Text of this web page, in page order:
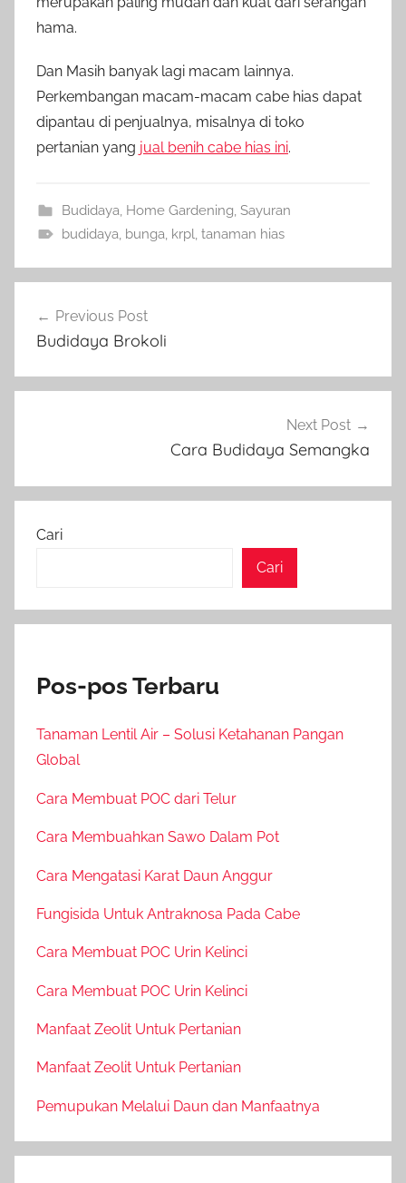
hama.
Dan Masih banyak lagi macam lainnya.
Perkembangan macam-macam cabe hias dapat
dipantau di penjualnya, misalnya di toko
pertanian yang jual benih cabe hias ini.
Budidaya Home Gardening Sayuran
budidaya bunga krpl tanaman hias
pos
Previous Post
Budidaya Brokoli
Next Post
Cara Budidaya Semangka
Cari
Cari
Pos-pos Terbaru
Tanaman Lentil Air – Solusi Ketahanan Pangan
Global
Cara Membuat POC dari Telur
Cara Membuahkan Sawo Dalam Pot
Cara Mengatasi Karat Daun Anggur
Fungisida Untuk Antraknosa Pada Cabe
Cara Membuat POC Urin Kelinci
Cara Membuat POC Urin Kelinci
Manfaat Zeolit Untuk Pertanian
Manfaat Zeolit Untuk Pertanian
Pemupukan Melalui Daun dan Manfaatnya